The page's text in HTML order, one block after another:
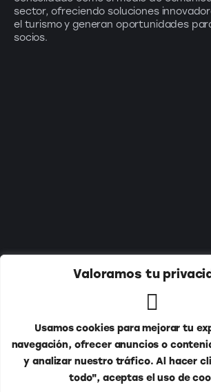
Valoramos tu
Usamos cookies para mejorar tu
navegación, ofrecer anuncios o
y analizar nuestro tráfico. Al hacer
todo", aceptas el uso de
sector, ofreciendo soluciones
el turismo y generan oportunidades
socios.